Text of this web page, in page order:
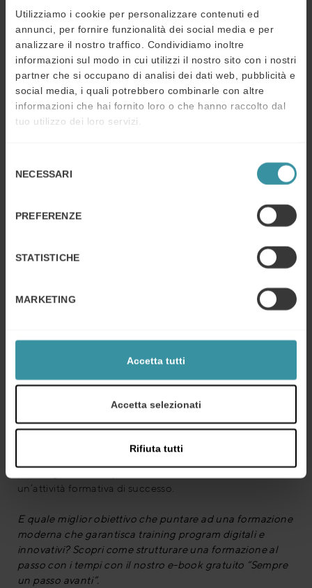
Utilizziamo i cookie per personalizzare contenuti ed
annunci, per fornire funzionalità dei social media e per
analizzare il nostro traffico. Condividiamo inoltre
informazioni sul modo in cui utilizzi il nostro sito con i nostri
partner che si occupano di analisi dei dati web, pubblicità e
social media, i quali potrebbero combinarle con altre
informazioni che hai fornito loro o che hanno raccolto dal
tuo utilizzo dei loro servizi.
delNECESSARI
PREFERENZE
STATISTICHE
MARKETING
Accetta tutti
Accetta selezionati
Rifiuta tutti
quotidiani.
Livello 4: Analizzare. Come risultato del modulo e-
learning, il partecipante saprà analizzare e confrontare
dati su clienti e attività di vendita.
Livello 5: Valutare. Al termine della sessione di coaching,
il partecipante saprà valutare dati esistenti sulle attività di
Livello 6: Creare.
Come risultato complessivo del training
piani di attività di vendita strategica per tutti i suoi clienti.
costruiti uno sull’altro all’interno dello stesso training
multipli che stimolino comportamenti diversi modulo per
modulo.
Training Program: ora posso iniziare
Qualunque siano le finalità e qualunque siano le
modalità in cui il complessivo programma di training
obiettivi e di dedicare il tempo necessario per
l’elaborazione degli stessi in una fase iniziale. Una volta
”cosa il partecipante sarà capace di fare
un’attività formativa di successo.
E quale miglior obiettivo che puntare ad una formazione
moderna che garantisca training program digitali e
innovativi? Scopri come strutturare una formazione al
passo con i tempi con il nostro e-book gratuito “Sempre
un passo avanti”.